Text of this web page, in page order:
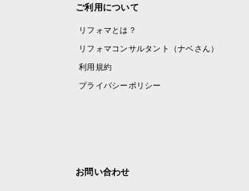
ご利用について
リフォマとは？
リフォマコンサルタント（ナベさん）
利用規約
プライバシーポリシー
お問い合わせ